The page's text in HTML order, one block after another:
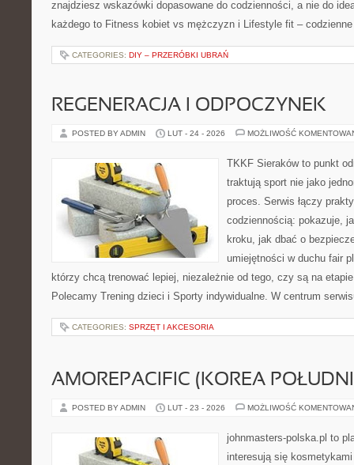
znajdziesz wskazówki dopasowane do codzienności, a nie do
każdego to Fitness kobiet vs mężczyzn i Lifestyle fit –
CATEGORIES: DIY – PRZERÓBKI UBRAŃ
REGENERACJA I ODPOCZYNEK
POSTED BY ADMIN LUT - 24 - 2026 MOŻLIWOŚĆ
TKKF Sieraków to punkt
traktują sport nie jako
proces. Serwis łączy
codziennością: pokazuje,
kroku, jak dbać o
umiejętności w duchu fair
którzy chcą trenować lepiej, niezależnie od tego, czy są na
Polecamy Trening dzieci i Sporty indywidualne. W centrum
CATEGORIES: SPRZĘT I AKCESORIA
AMOREPACIFIC (KOREA
POSTED BY ADMIN LUT - 23 - 2026 MOŻLIWOŚĆ
johnmasters-polska.pl to
interesują się